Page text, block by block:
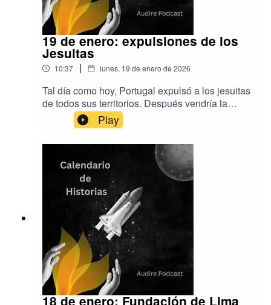
19 de enero: expulsiones de los
Jesuitas
10:37 | lunes, 19 de enero de 2026
Tal día como hoy, Portugal expulsó a los jesuitas
de todos sus territorios. Después vendría la
expulsión de España y sus colonias. Música de
Aser Rodríguez y EpidemicSoundProducción de
Audire Podcastwww.audirepodcast.com
Play
18 de enero: Fundación de Lima